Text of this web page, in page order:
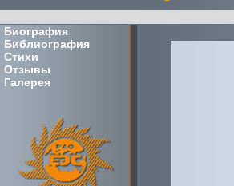
Биография
Библиография
Стихи
Отзывы
Галерея